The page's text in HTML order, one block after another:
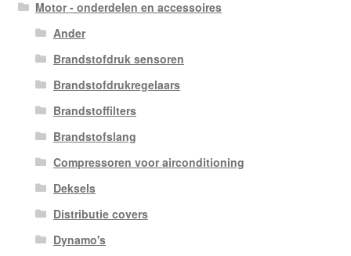
Motor - onderdelen en accessoires
Ander
Brandstofdruk sensoren
Brandstofdrukregelaars
Brandstoffilters
Brandstofslang
Compressoren voor airconditioning
Deksels
Distributie covers
Dynamo's